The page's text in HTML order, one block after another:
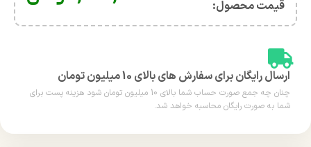
قیمت محصول:​
ارسال رایگان برای سفارش های بالای 10 میلیون تومان
چنان چه جمع صورت حساب شما بالای 10 میلیون تومان شود هزینه پست برای
شما به صورت رایگان محاسبه خواهد شد.